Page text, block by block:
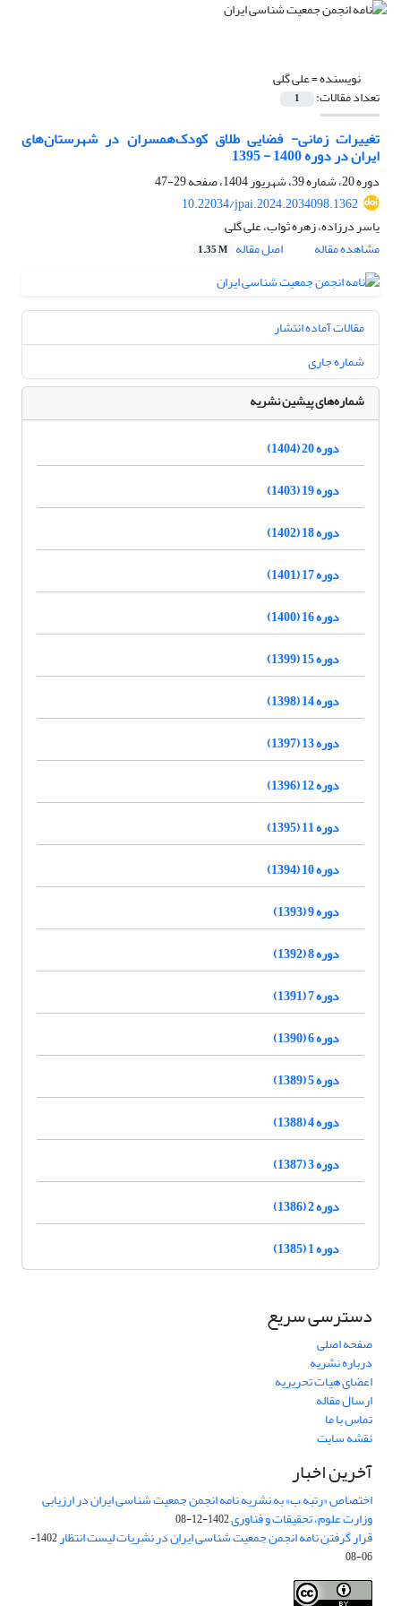
نویسنده =علی گلی
تعداد مقالات: 1
تغییرات زمانی- فضایی طلاق کودک‌همسران در شهرستان‌های
ایران در دوره 1400 - 1395
دوره 20، شماره 39، شهریور 1404، صفحه
29-47
10.22034/jpai.2024.2034098.1362
یاسر درزاده، زهره ثواب، علی گلی
مشاهده مقاله
اصل مقاله 1.35 M
مقالات آماده انتشار
شماره جاری
شماره‌های پیشین نشریه
دوره 20 (1404)
دوره 19 (1403)
دوره 18 (1402)
دوره 17 (1401)
دوره 16 (1400)
دوره 15 (1399)
دوره 14 (1398)
دوره 13 (1397)
دوره 12 (1396)
دوره 11 (1395)
دوره 10 (1394)
دوره 9 (1393)
دوره 8 (1392)
دوره 7 (1391)
دوره 6 (1390)
دوره 5 (1389)
دوره 4 (1388)
دوره 3 (1387)
دوره 2 (1386)
دوره 1 (1385)
دسترسی سریع
صفحه اصلی
درباره نشریه
اعضای هیات تحریریه
ارسال مقاله
تماس با ما
نقشه سایت
آخرین اخبار
اختصاص «رتبه ب» به نشریه نامه انجمن جمعیت شناسی ایران در ارزیابی
وزارت علوم، تحقیقات و فناوری1402-12-08
قرار گرفتن نامه انجمن جمعیت شناسی ایران در نشریات لیست انتظار
1402-
06-08